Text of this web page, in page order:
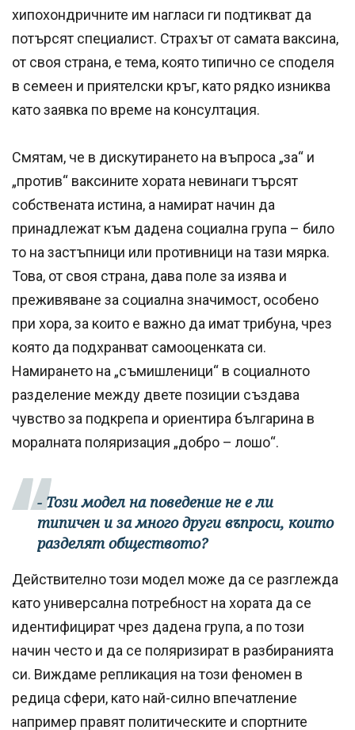
хипохондричните им нагласи ги подтикват да
потърсят специалист. Страхът от самата ваксина,
от своя страна, е тема, която типично се споделя
в семеен и приятелски кръг, като рядко изниква
като заявка по време на консултация.
Смятам, че в дискутирането на въпроса „за“ и
„против“ ваксините хората невинаги търсят
собствената истина, а намират начин да
принадлежат към дадена социална група – било
то на застъпници или противници на тази мярка.
Това, от своя страна, дава поле за изява и
преживяване за социална значимост, особено
при хора, за които е важно да имат трибуна, чрез
която да подхранват самооценката си.
Намирането на „съмишленици“ в социалното
разделение между двете позиции създава
чувство за подкрепа и ориентира българина в
моралната поляризация „добро – лошо“.
- Този модел на поведение не е ли
типичен и за много други въпроси, които
разделят обществото?
Действително този модел може да се разглежда
като универсална потребност на хората да се
идентифицират чрез дадена група, а по този
начин често и да се поляризират в разбиранията
си. Виждаме репликация на този феномен в
редица сфери, като най-силно впечатление
например правят политическите и спортните